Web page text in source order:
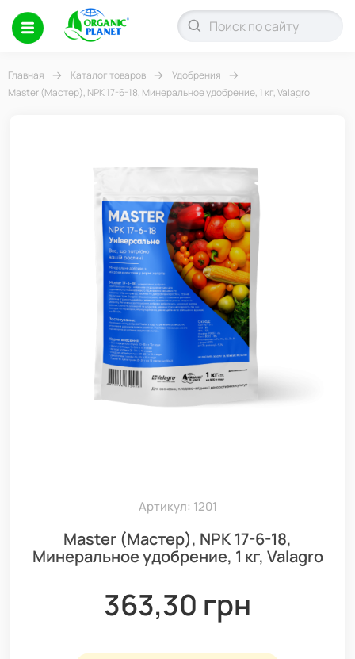
Главная Каталог товаров
Удобрения
Master (Мастер), NPK 17-6-18, Минеральное удобрение, 1 кг, Valagro
Артикул: 1201
Master (Мастер), NPK 17-6-18,
Минеральное удобрение, 1 кг, Valagro
363,30 грн